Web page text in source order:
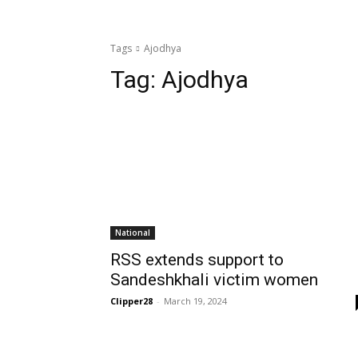
Tags Ajodhya
Tag: Ajodhya
National
RSS extends support to
Sandeshkhali victim women
Clipper28 - March 19, 2024